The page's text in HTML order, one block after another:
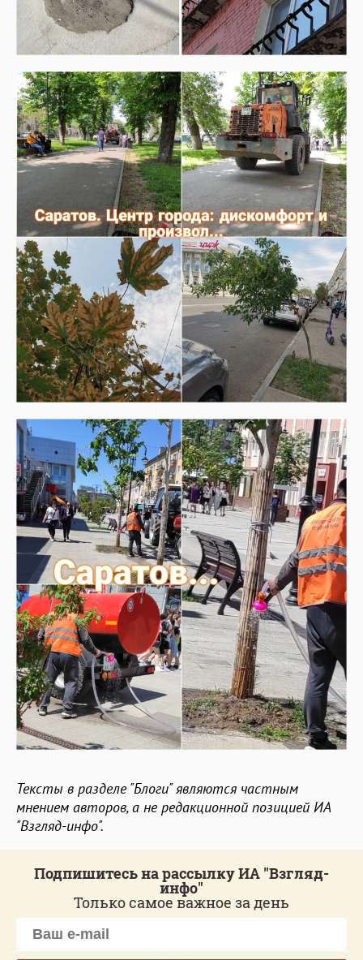
Тексты в разделе "Блоги" являются частным
мнением авторов, а не редакционной позицией ИА
"Взгляд-инфо".
Подпишитесь на рассылку ИА "Взгляд-
инфо"
Только самое важное за день